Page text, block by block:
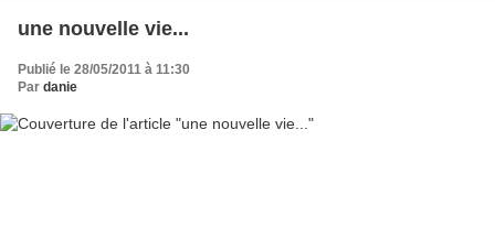
une nouvelle vie...
Publié le 28/05/2011 à 11:30
Par danie